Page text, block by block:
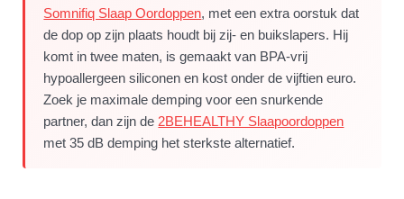
Somnifiq Slaap Oordoppen, met een extra oorstuk dat
de dop op zijn plaats houdt bij zij- en buikslapers. Hij
komt in twee maten, is gemaakt van BPA-vrij
hypoallergeen siliconen en kost onder de vijftien euro.
Zoek je maximale demping voor een snurkende
partner, dan zijn de 2BEHEALTHY Slaapoordoppen
met 35 dB demping het sterkste alternatief.